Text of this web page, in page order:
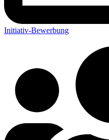
Initiativ-Bewerbung